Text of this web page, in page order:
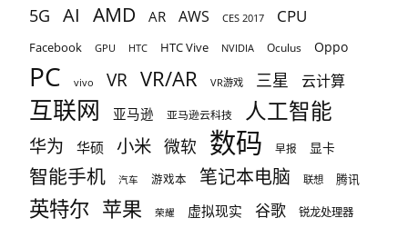
5G AI AMD AR AWS CES 2017 CPU
Facebook GPU HTC HTC Vive NVIDIA Oculus Oppo
PC vivo VR VR/AR VR游戏 三星 云计算
互联网 亚马逊 亚马逊云科技 人工智能
华为 华硕 小米 微软 数码 早报 显卡
智能手机 汽车 游戏本 笔记本电脑 联想 腾讯
英特尔 苹果 荣耀 虚拟现实 谷歌 锐龙处理器